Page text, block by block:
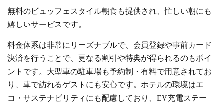
無料のビュッフェスタイル朝食も提供され、忙しい朝にも
嬉しいサービスです。
料金体系は非常にリーズナブルで、会員登録や事前カード
決済を行うことで、更なる割引や特典が得られるのもポイ
ントです。大型車の駐車場も予約制・有料で用意されてお
り、車で訪れるゲストにも安心です。ホテルの環境はエ
コ・サステナビリティにも配慮しており、EV充電ステー